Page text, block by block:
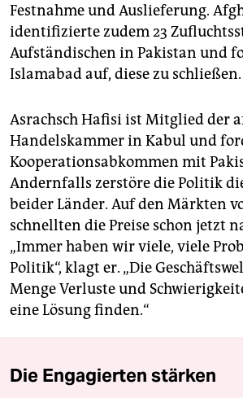
Festnahme und Auslieferung.
identifizierte zudem 23
Aufständischen in Pakistan und
Islamabad auf, diese zu schließen.
Asrachsch Hafisi ist Mitglied der
Handelskammer in Kabul und
Kooperationsabkommen mit
Andernfalls zerstöre die Politik
beider Länder. Auf den Märkten
schnellten die Preise schon jetzt
„Immer haben wir viele, viele
Politik“, klagt er. „Die
Menge Verluste und
eine Lösung finden.“
Die Engagierten stärken